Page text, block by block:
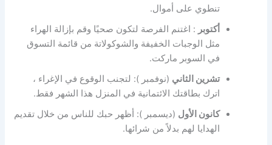
تنطوي على أموال.
أكتوبر : اغتنم الفرصة لتكون صحيًا وقم بإزالة الهراء
مثل الوجبات الخفيفة والشوكولاتة من قائمة التسوق
في السوبر ماركت.
تشرين الثاني (نوفمبر ): لتجنب الوقوع في الإغراء ،
اترك بطاقتك الائتمانية في المنزل هذا الشهر فقط.
كانون الأول (ديسمبر ): أظهر حبك للناس من خلال تقديم
الهدايا لهم بدلاً من شرائها.